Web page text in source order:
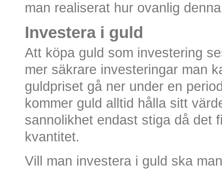
man realiserat hur ovanlig
Investera i guld
Att köpa guld som investering
mer säkrare investeringar man
guldpriset gå ner under en
kommer guld alltid hålla sitt
sannolikhet endast stiga då det
kvantitet.
Vill man investera i guld ska